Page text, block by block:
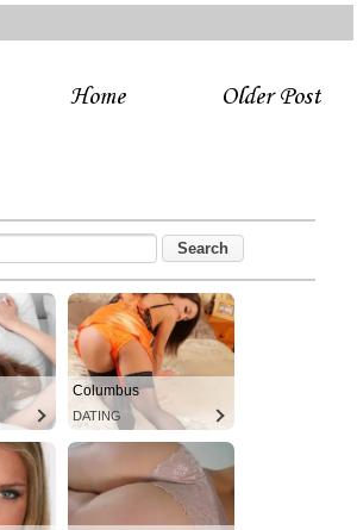
Older Post
Home
Columbus
DATING